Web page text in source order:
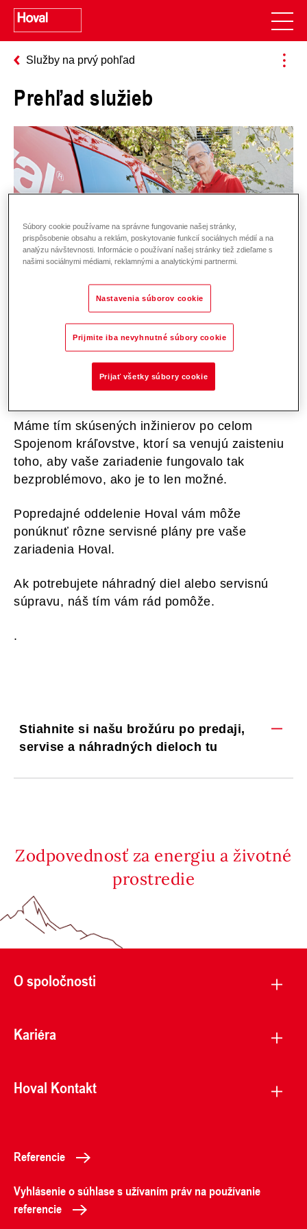
Služby na prvý pohľad
Prehľad služieb
Prenechajte údržbu vášho zariadenia Hoval
odborníkom. So službami Hoval môžete
plánovať dopredu s vedomím, že váš systém
funguje dobre a že jeho životnosť je predĺžená.
Máme tím skúsených inžinierov po celom
Spojenom kráľovstve, ktorí sa venujú zaisteniu
toho, aby vaše zariadenie fungovalo tak
bezproblémovo, ako je to len možné.
Popredajné oddelenie Hoval vám môže
ponúknuť rôzne servisné plány pre vaše
zariadenia Hoval.
Ak potrebujete náhradný diel alebo servisnú
súpravu, náš tím vám rád pomôže.
.
Stiahnite si našu brožúru po predaji,
servise a náhradných dieloch tu
Zodpovednosť za energiu a životné
prostredie
O spoločnosti
Kariéra
Hoval Kontakt
Referencie
Vyhlásenie o súhlase s užívaním práv na používanie
referencie
Súbory cookie používame na správne fungovanie našej stránky,
prispôsobenie obsahu a reklám, poskytovanie funkcií sociálnych médií a na
analýzu návštevnosti. Informácie o používaní našej stránky tiež zdieľame s
našimi sociálnymi médiami, reklamnými a analytickými partnermi.
Nastavenia súborov cookie
Prijmite iba nevyhnutné súbory cookie
Prijať všetky súbory cookie